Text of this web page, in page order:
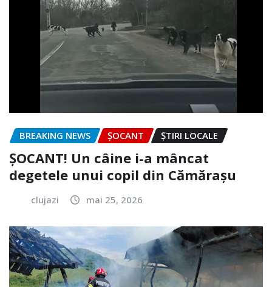
BREAKING NEWS ȘOCANT ȘTIRI LOCALE
ȘOCANT! Un câine i-a mâncat
degetele unui copil din Cămărașu
clujazi mai 25, 2026